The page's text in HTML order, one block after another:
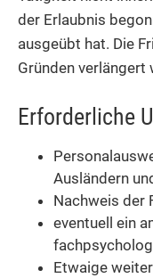
der Erlaubnis
ausgeübt hat. Die
Gründen verlängert
Erforderliche
Ausländern
Nachweis der
eventuell ein
Etwaige